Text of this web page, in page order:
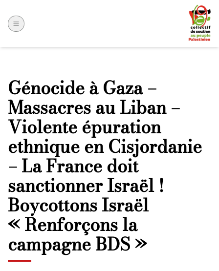
Génocide à Gaza –
Massacres au Liban –
Violente épuration
ethnique en Cisjordanie
– La France doit
sanctionner Israël !
Boycottons Israël
« Renforçons la
campagne BDS »